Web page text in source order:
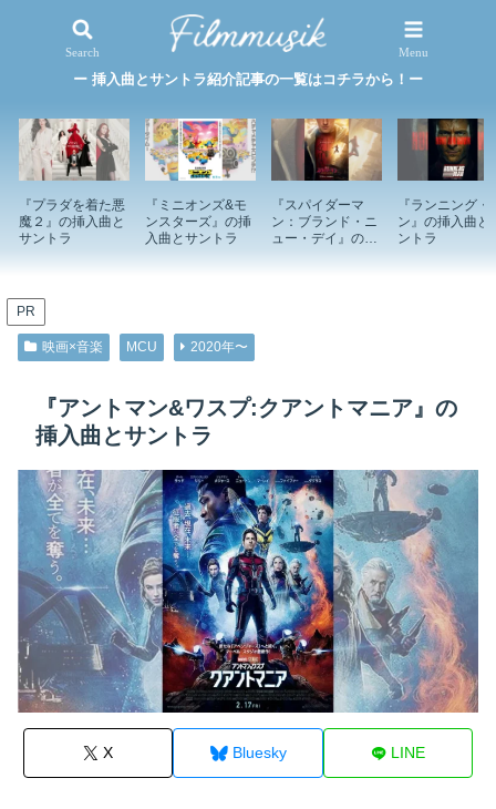
映画×音楽 特集記事
ー 挿入曲とサントラ紹介記事の一覧はコチラから！ー
『プラダを着た悪
魔２』の挿入曲と
サントラ
『ミニオンズ&モ
ンスターズ』の挿
入曲とサントラ
『スパイダーマ
ン：ブランド・ニ
ュー・デイ』の挿
『ランニング・
ン』の挿入曲と
ントラ
PR
映画×音楽 MCU 2020年〜
『アントマン&ワスプ:クアントマニア』の
挿入曲とサントラ
X Bluesky LINE
Search Menu